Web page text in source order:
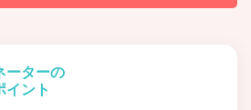
ーターの
イント